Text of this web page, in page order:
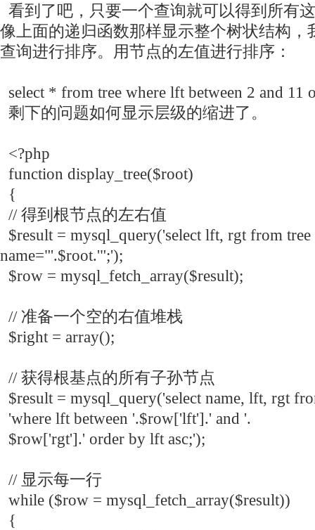
看到了吧，只要一个查询就可以得到所有
像上面的递归函数那样显示整个树状结构，
查询进行排序。用节点的左值进行排序：
select * from tree where lft between 2 and 11
剩下的问题如何显示层级的缩进了。
<?php
function display_tree($root)
{
// 得到根节点的左右值
$result = mysql_query('select lft, rgt from tree
name="'.$root.'";');
$row = mysql_fetch_array($result);
// 准备一个空的右值堆栈
$right = array();
// 获得根基点的所有子孙节点
$result = mysql_query('select name, lft, rgt
'where lft between '.$row['lft'].' and '.
$row['rgt'].' order by lft asc;');
// 显示每一行
while ($row = mysql_fetch_array($result))
{